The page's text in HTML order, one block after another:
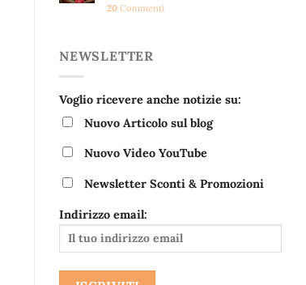
20 Commenti
NEWSLETTER
Voglio ricevere anche notizie su:
Nuovo Articolo sul blog
Nuovo Video YouTube
Newsletter Sconti & Promozioni
Indirizzo email: